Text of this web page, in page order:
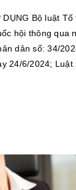
DỤNG Bộ luật
hội thông qua
dân số: 34/
24/6/2024; Luật